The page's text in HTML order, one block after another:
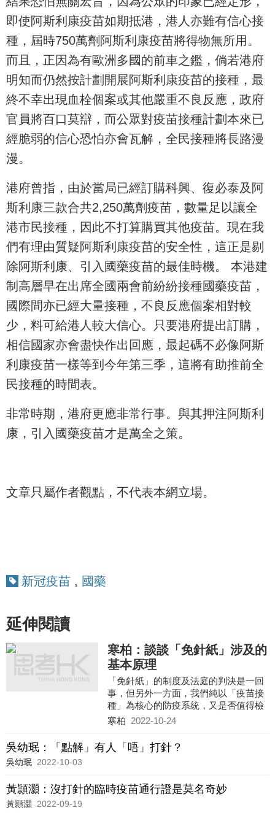
即使阿斯利康疫苗如期抵港，港人亦難有信心接
種，屆時750萬劑阿斯利康疫苗將得物無所用。
而且，正因為有歐洲多國的前車之鑑，倘若港府
明知而仍然按計劃開展阿斯利康疫苗的接種，最
終不幸出現血栓個案或其他嚴重不良反應，政府
官員將百口莫辯，而公眾對疫苗接種計劃本來已
經脆弱的信心恐怕亦會瓦解，全民接種將長路漫
漫。
港府曾指，由於當局已經訂購科興、復必泰及阿
斯利康三款合共2,250萬劑疫苗，數量足以讓全
港市民接種，因此不打算購買其他疫苗。現在我
們有理由質疑阿斯利康疫苗的安全性，這正是剔
除阿斯利康、引入國藥疫苗的最佳時機。 本港建
制高層早在出席全國兩會前紛紛接種國藥疫苗，
國際間亦已經大量接種，不良反應個案相對較
少，料可給港人較大信心。只要港府提出訂購，
相信國家亦會盡快作出回應，最起碼不必像阿斯
利康疫苗一樣等到今年第三季，這將有助推前全
民接種的時間表。
非常時期，港府更應非常行事。與其押注阿斯利
康，引入國藥疫苗才是萬全之策。
文章只屬作者觀點，不代表本網立場。
新冠疫苗 , 國藥
延伸閱讀
寒柏：談談「免針紙」涉及的
基本原理
「免針紙」的制度及法庭的判決是一回
事，但另外一方面，我們純以「疫苗接
種」為核心的防疫系統，又是否值得檢
討呢？
鼓勵所有人接種。使不肯接種的人在社
區內「寸步難行」。但既然疫苗只能防
寒柏 2022-10-24
吳幼珉：「點解」有人「唔」打針？
吳幼珉 2022-10-03
黃頴灝：沒打針的臨時疫苗通行證是莫名奇妙
黃頴灝 2022-09-19